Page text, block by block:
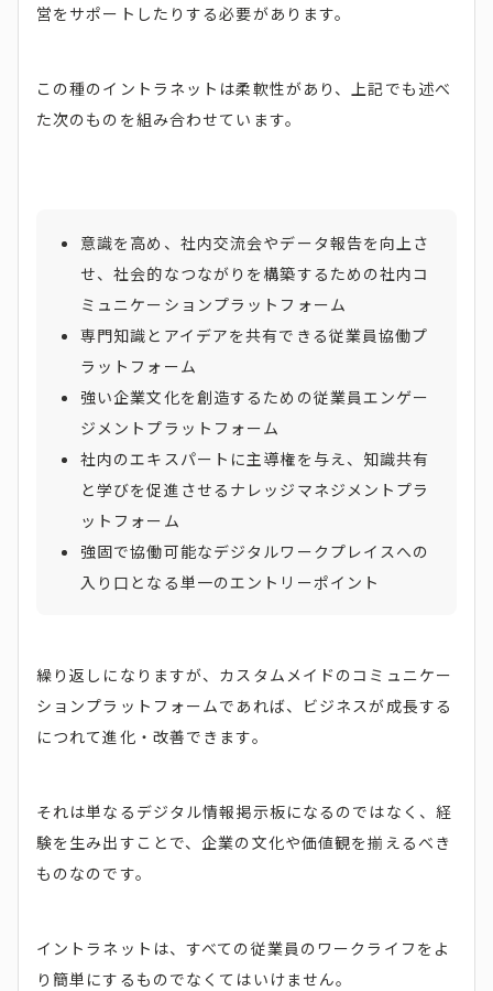
営をサポートしたりする必要があります。
この種のイントラネットは柔軟性があり、上記でも述べ
た次のものを組み合わせています。
意識を高め、社内交流会やデータ報告を向上さ
せ、社会的なつながりを構築するための社内コ
ミュニケーションプラットフォーム
専門知識とアイデアを共有できる従業員協働プ
ラットフォーム
強い企業文化を創造するための従業員エンゲー
ジメントプラットフォーム
社内のエキスパートに主導権を与え、知識共有
と学びを促進させるナレッジマネジメントプラ
ットフォーム
強固で協働可能なデジタルワークプレイスへの
入り口となる単一のエントリーポイント
繰り返しになりますが、カスタムメイドのコミュニケー
ションプラットフォームであれば、ビジネスが成長する
につれて進化・改善できます。
それは単なるデジタル情報掲示板になるのではなく、経
験を生み出すことで、企業の文化や価値観を揃えるべき
ものなのです。
イントラネットは、すべての従業員のワークライフをよ
り簡単にするものでなくてはいけません。